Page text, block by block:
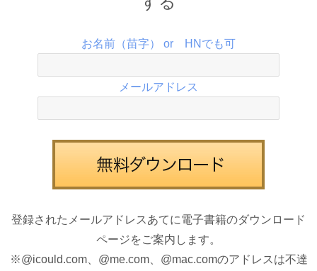
お名前（苗字） or HNでも可
メールアドレス
登録されたメールアドレスあてに電子書籍のダウンロード
ページをご案内します。
※@icould.com、@me.com、@mac.comのアドレスは不達